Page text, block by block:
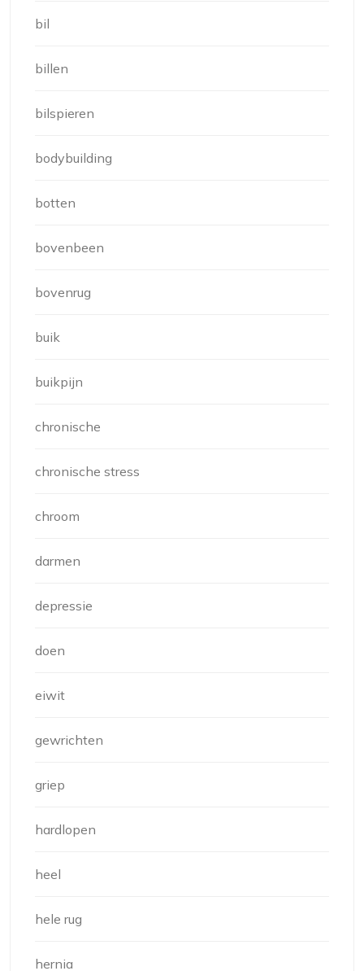
bil
billen
bilspieren
bodybuilding
botten
bovenbeen
bovenrug
buik
buikpijn
chronische
chronische stress
chroom
darmen
depressie
doen
eiwit
gewrichten
griep
hardlopen
heel
hele rug
hernia